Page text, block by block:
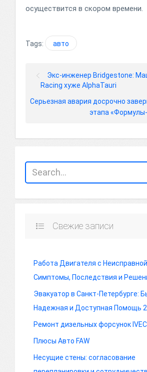
осуществится в скором времени.
Tags: авто
Экс-инженер Bridgestone:
Racing хуже AlphaTauri
Серьезная авария досрочно
этапа
Свежие записи
Работа Двигателя с
Симптомы, Последствия и
Эвакуатор в Санкт-Петербурге:
Надежная и Доступная Помощь
Ремонт дизельных форсунок
Плюсы Авто FAW
Несущие стены: согласование